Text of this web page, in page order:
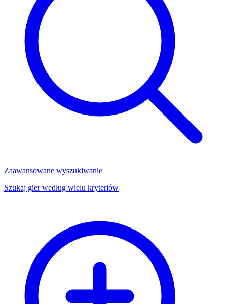
Zaawansowane wyszukiwanie
Szukaj gier według wielu kryteriów